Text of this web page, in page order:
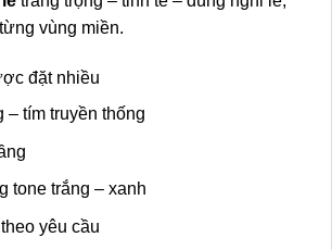
vùng miền.
đặt nhiều
– tím truyền thống
tone trắng – xanh
yêu cầu